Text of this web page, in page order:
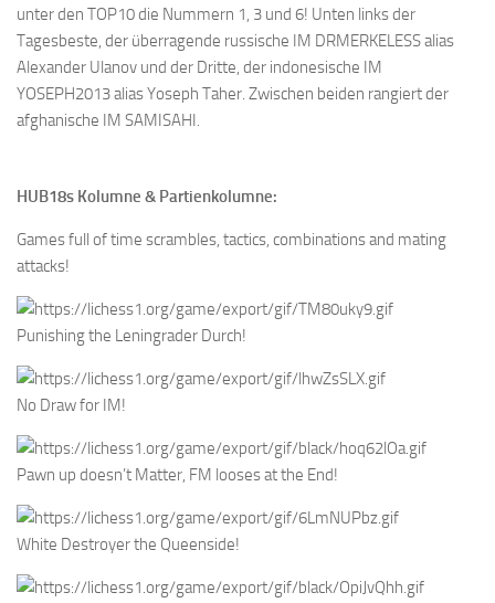
unter den TOP10 die Nummern 1, 3 und 6! Unten links der
Tagesbeste, der überragende russische IM DRMERKELESS alias
Alexander Ulanov und der Dritte, der indonesische IM
YOSEPH2013 alias Yoseph Taher. Zwischen beiden rangiert der
afghanische IM SAMISAHI.
HUB18s Kolumne & Partienkolumne:
Games full of time scrambles, tactics, combinations and mating
attacks!
Punishing the Leningrader Durch!
No Draw for IM!
Pawn up doesn’t Matter, FM looses at the End!
White Destroyer the Queenside!